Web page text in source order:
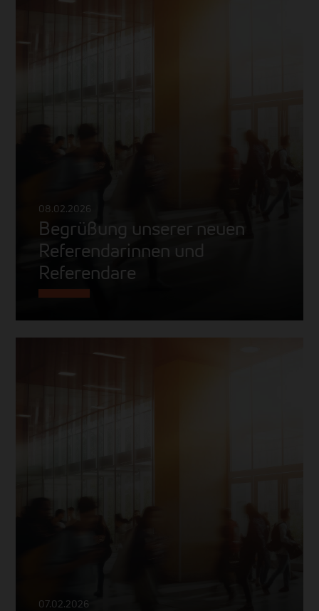
08.02.2026
Begrüßung unserer neuen
Referendarinnen und
Referendare
07.02.2026